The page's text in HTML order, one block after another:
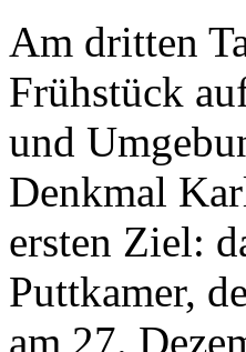
Am dritten
Frühstück
und
Denkmal
ersten Ziel:
Puttkamer,
am 27.